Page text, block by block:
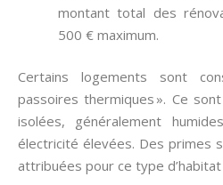
montant total des
500 € maximum.
Certains logements sont
passoires thermiques ». Ce
isolées, généralement
électricité élevées. Des primes
attribuées pour ce type d’habitat